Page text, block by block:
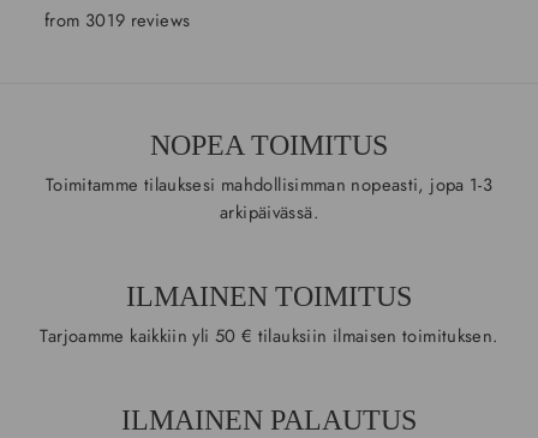
from 3019 reviews
NOPEA TOIMITUS
Toimitamme tilauksesi mahdollisimman nopeasti, jopa 1-3
arkipäivässä.
ILMAINEN TOIMITUS
Tarjoamme kaikkiin yli 50 € tilauksiin ilmaisen toimituksen.
ILMAINEN PALAUTUS